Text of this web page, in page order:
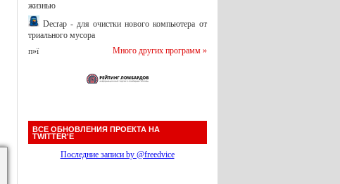
жизнью
Decrap - для очистки нового компьютера от
триального мусора
Много других программ »
п»ї
ВСЕ ОБНОВЛЕНИЯ ПРОЕКТА НА
TWITTER'Е
Последние записи by @freedvice